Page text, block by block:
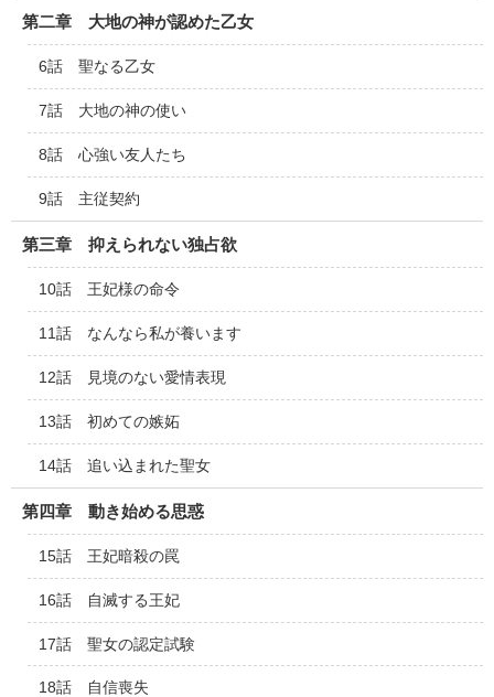
第二章 大地の神が認めた乙女
6話 聖なる乙女
7話 大地の神の使い
8話 心強い友人たち
9話 主従契約
第三章 抑えられない独占欲
10話 王妃様の命令
11話 なんなら私が養います
12話 見境のない愛情表現
13話 初めての嫉妬
14話 追い込まれた聖女
第四章 動き始める思惑
15話 王妃暗殺の罠
16話 自滅する王妃
17話 聖女の認定試験
18話 自信喪失